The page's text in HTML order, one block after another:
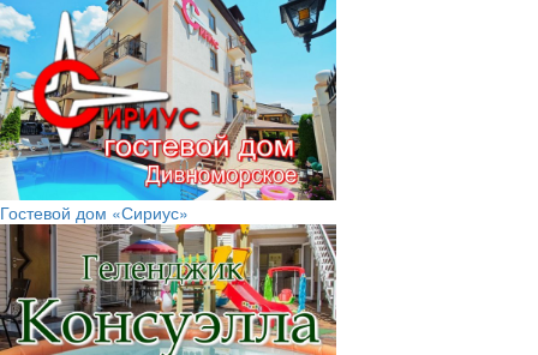
Гостевой дом «Сириус»